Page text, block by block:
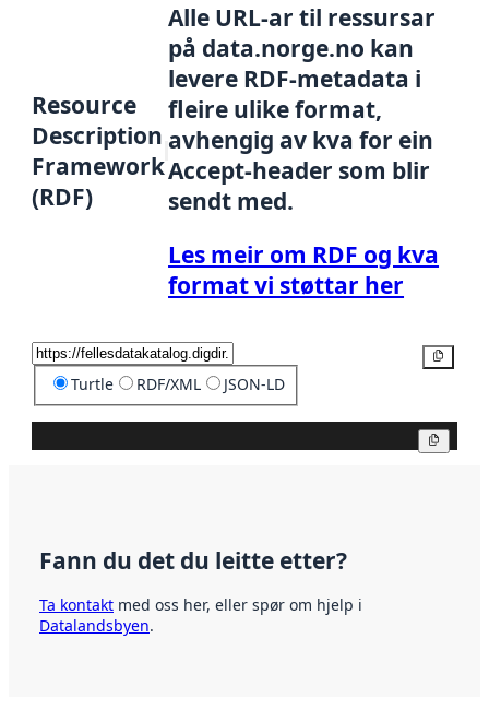
Resource
Description
Framework
(RDF)
Alle URL-ar til ressursar
på data.norge.no kan
levere RDF-metadata i
fleire ulike format,
avhengig av kva for ein
Accept-header som blir
sendt med.
Les meir om RDF og kva
format vi støttar her
Turtle RDF/XML JSON-LD
Fann du det du leitte etter?
Ta kontakt med oss her, eller spør om hjelp i
Datalandsbyen.